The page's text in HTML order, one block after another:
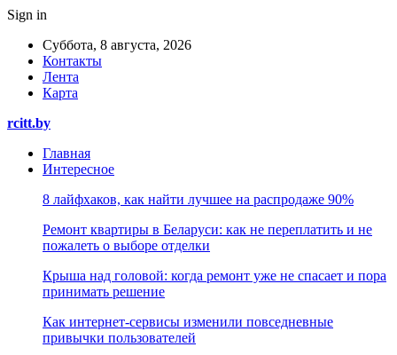
Sign in
Суббота, 8 августа, 2026
Контакты
Лента
Карта
rcitt.by
Главная
Интересное
8 лайфхаков, как найти лучшее на распродаже 90%
Ремонт квартиры в Беларуси: как не переплатить и не
пожалеть о выборе отделки
Крыша над головой: когда ремонт уже не спасает и пора
принимать решение
Как интернет-сервисы изменили повседневные
привычки пользователей